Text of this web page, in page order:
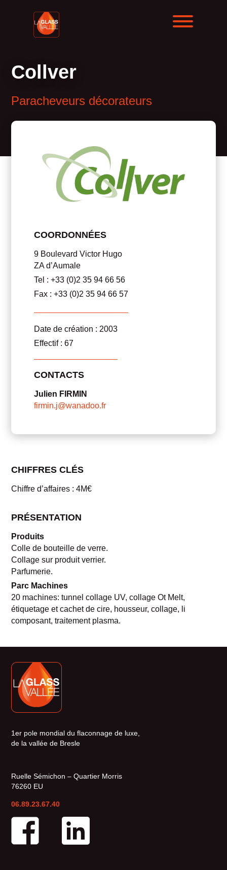
Collver
Paracheveurs décorateurs
COORDONNÉES
9 Boulevard Victor Hugo
ZA d’Aumale
Tel : +33 (0)2 35 94 66 56
Fax : +33 (0)2 35 94 66 57
Date de création : 2003
Effectif : 67
CONTACTS
Julien FIRMIN
firmin.j@wanadoo.fr
CHIFFRES CLÉS
Chiffre d’affaires : 4M€
PRÉSENTATION
Produits
Colle de bouteille de verre.
Collage sur produit verrier.
Parfumerie.
Parc Machines
20 machines: tunnel collage UV, collage Ot Melt,
étiquetage et cachet de cire, housseur, collage, li
composant, traitement plasma.
1er pole mondial du flaconnage de luxe,
de la vallée de Bresle
Ruelle Sémichon – Quartier Morris
76260 EU
06.89.23.67.40